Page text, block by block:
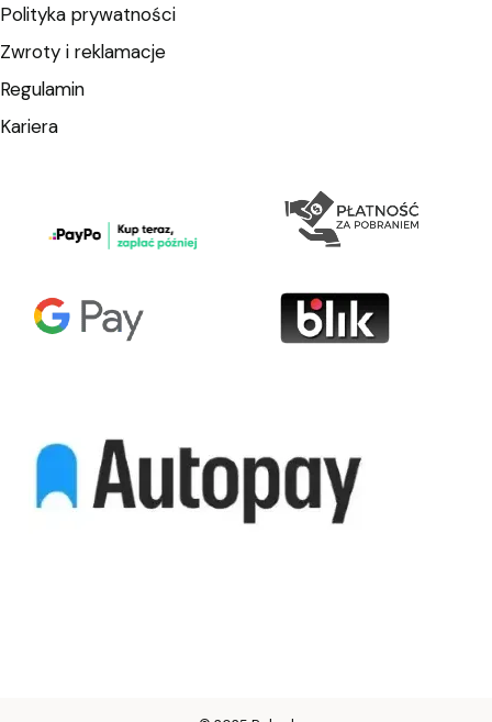
Polityka prywatności
Zwroty i reklamacje
Regulamin
Kariera